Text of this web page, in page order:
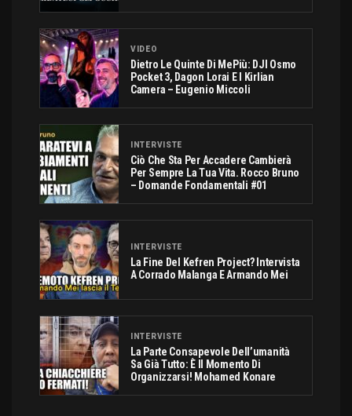
VIDEO
Dietro Le Quinte Di MePiù: DJI Osmo
Pocket 3, Dagon Lorai E I Kirlian
Camera – Eugenio Miccoli
INTERVISTE
Ciò Che Sta Per Accadere Cambierà
Per Sempre La Tua Vita. Rocco Bruno
– Domande Fondamentali #01
INTERVISTE
La Fine Del Kefren Project? Intervista
A Corrado Malanga E Armando Mei
INTERVISTE
La Parte Consapevole Dell’umanità
Sa Già Tutto: È Il Momento Di
Organizzarsi! Mohamed Konare